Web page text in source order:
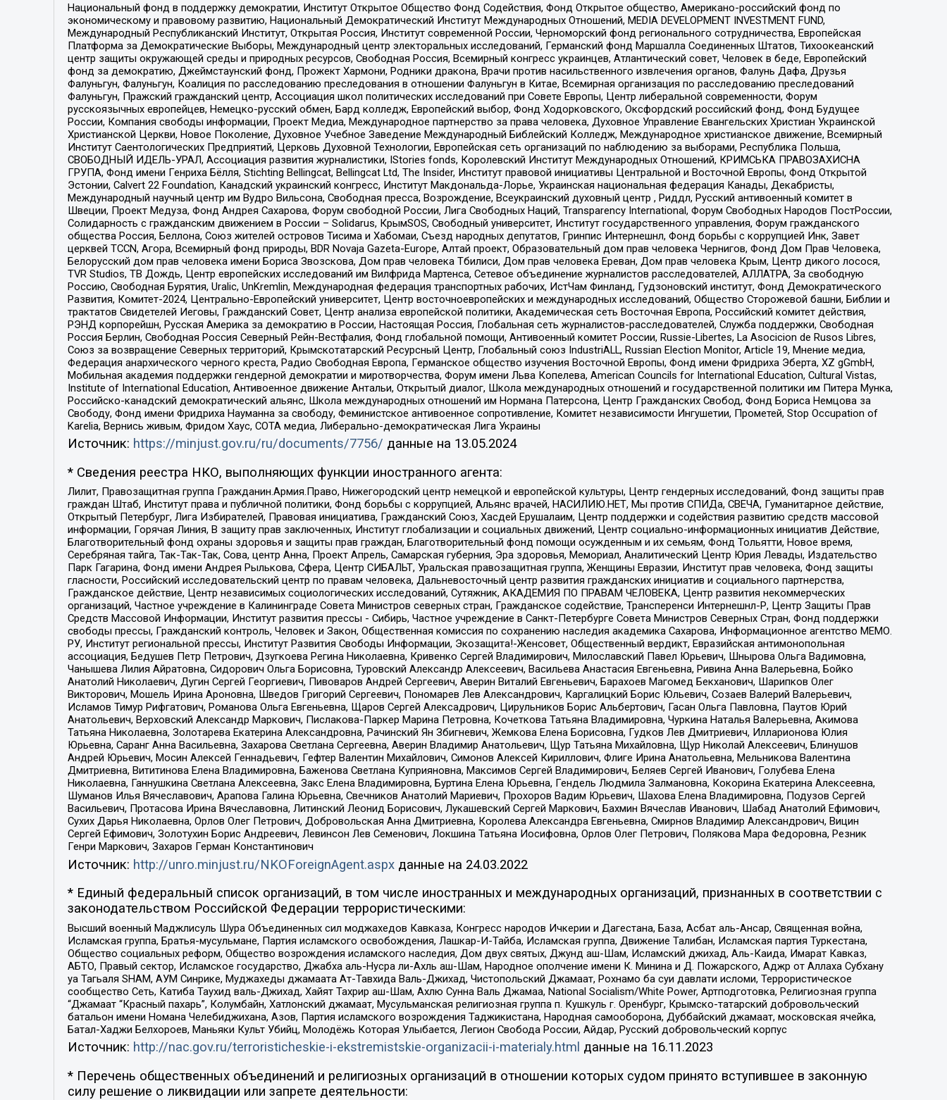
Национальный фонд в поддержку демократии, Институт Открытое Общество Фонд Содействия, Фонд Открытое общество, Американо-российский фонд по
экономическому и правовому развитию, Национальный Демократический Институт Международных Отношений, MEDIA DEVELOPMENT INVESTMENT FUND,
Международный Республиканский Институт, Открытая Россия, Институт современной России, Черноморский фонд регионального сотрудничества, Европейская
Платформа за Демократические Выборы, Международный центр электоральных исследований, Германский фонд Маршалла Соединенных Штатов, Тихоокеанский
центр защиты окружающей среды и природных ресурсов, Свободная Россия, Всемирный конгресс украинцев, Атлантический совет, Человек в беде, Европейский
фонд за демократию, Джеймстаунский фонд, Прожект Хармони, Родники дракона, Врачи против насильственного извлечения органов, Фалунь Дафа, Друзья
Фалуньгун, Фалуньгун, Коалиция по расследованию преследования в отношении Фалуньгун в Китае, Всемирная организация по расследованию преследований
Фалуньгун, Пражский гражданский центр, Ассоциация школ политических исследований при Совете Европы, Центр либеральной современности, Форум
русскоязычных европейцев, Немецко-русский обмен, Бард колледж, Европейский выбор, Фонд Ходорковского, Оксфордский российский фонд, Фонд Будущее
России, Компания свободы информации, Проект Медиа, Международное партнерство за права человека, Духовное Управление Евангельских Христиан Украинской
Христианской Церкви, Новое Поколение, Духовное Учебное Заведение Международный Библейский Колледж, Международное христианское движение, Всемирный
Институт Саентологических Предприятий, Церковь Духовной Технологии, Европейская сеть организаций по наблюдению за выборами, Республика Польша,
СВОБОДНЫЙ ИДЕЛЬ-УРАЛ, Ассоциация развития журналистики, IStories fonds, Королевский Институт Международных Отношений, КРИМСЬКА ПРАВОЗАХИСНА
ГРУПА, Фонд имени Генриха Бёлля, Stichting Bellingcat, Bellingcat Ltd, The Insider, Институт правовой инициативы Центральной и Восточной Европы, Фонд Открытой
Эстонии, Calvert 22 Foundation, Канадский украинский конгресс, Институт Макдональда-Лорье, Украинская национальная федерация Канады, Декабристы,
Международный научный центр им Вудро Вильсона, Свободная пресса, Возрождение, Всеукраинский духовный центр , Риддл, Русский антивоенный комитет в
Швеции, Проект Медуза, Фонд Андрея Сахарова, Форум свободной России, Лига Свободных Наций, Transparеncy International, Форум Свободных Народов ПостРоссии,
Солидарность с гражданским движением в России – Solidarus, КрымSOS, Свободный университет, Институт государственного управления, Форум гражданского
общества Россия, Беллона, Союз жителей островов Тисима и Хабомаи, Съезд народных депутатов, Гринпис Интернешнл, Фонд борьбы с коррупцией Инк, Завет
церквей TCCN, Агора, Всемирный фонд природы, BDR Novaja Gazeta-Europe, Алтай проект, Образовательный дом прав человека Чернигов, Фонд Дом Прав Человека,
Белорусский дом прав человека имени Бориса Звозскова, Дом прав человека Тбилиси, Дом прав человека Ереван, Дом прав человека Крым, Центр дикого лосося,
TVR Studios, ТВ Дождь, Центр европейских исследований им Вилфрида Мартенса, Сетевое объединение журналистов расследователей, АЛЛАТРА, За свободную
Россию, Свободная Бурятия, Uralic, UnKremlin, Международная федерация транспортных рабочих, ИстЧам Финланд, Гудзоновский институт, Фонд Демократического
Развития, Комитет-2024, Центрально-Европейский университет, Центр восточноевропейских и международных исследований, Общество Сторожевой башни, Библии и
трактатов Свидетелей Иеговы, Гражданский Совет, Центр анализа европейской политики, Академическая сеть Восточная Европа, Российский комитет действия,
РЭНД корпорейшн, Русская Америка за демократию в России, Настоящая Россия, Глобальная сеть журналистов-расследователей, Служба поддержки, Свободная
Россия Берлин, Свободная Россия Северный Рейн-Вестфалия, Фонд глобальной помощи, Антивоенный комитет России, Russie-Libertes, La Asocicion de Rusos Libres,
Союз за возвращение Северных территорий, Крымскотатарский Ресурсный Центр, Глобальный союз IndustriALL, Russian Election Monitor, Article 19, Мнение медиа,
Федерация анархического черного креста, Радио Свободная Европа, Германское общество изучения Восточной Европы, Фонд имени Фридриха Эберта, XZ gGmbH,
Мобильная академия поддержки гендерной демократии и миротворчества, Форум имени Льва Копелева, American Councils for International Education, Cultural Vistas,
Institute of International Education, Антивоенное движение Антальи, Открытый диалог, Школа международных отношений и государственной политики им Питера Мунка,
Российско-канадский демократический альянс, Школа международных отношений им Нормана Патерсона, Центр Гражданских Свобод, Фонд Бориса Немцова за
Свободу, Фонд имени Фридриха Науманна за свободу, Феминистское антивоенное сопротивление, Комитет независимости Ингушетии, Прометей, Stop Occupation of
Karelia, Вернись живым, Фридом Хаус, СОТА медиа, Либерально-демократическая Лига Украины
Источник: https://minjust.gov.ru/ru/documents/7756/ данные на 13.05.2024
* Сведения реестра НКО, выполняющих функции иностранного агента:
Лилит, Правозащитная группа Гражданин.Армия.Право, Нижегородский центр немецкой и европейской культуры, Центр гендерных исследований, Фонд защиты прав
граждан Штаб, Институт права и публичной политики, Фонд борьбы с коррупцией, Альянс врачей, НАСИЛИЮ.НЕТ, Мы против СПИДа, СВЕЧА, Гуманитарное действие,
Открытый Петербург, Лига Избирателей, Правовая инициатива, Гражданский Союз, Хасдей Ерушалаим, Центр поддержки и содействия развитию средств массовой
информации, Горячая Линия, В защиту прав заключенных, Институт глобализации и социальных движений, Центр социально-информационных инициатив Действие,
Благотворительный фонд охраны здоровья и защиты прав граждан, Благотворительный фонд помощи осужденным и их семьям, Фонд Тольятти, Новое время,
Серебряная тайга, Так-Так-Так, Сова, центр Анна, Проект Апрель, Самарская губерния, Эра здоровья, Мемориал, Аналитический Центр Юрия Левады, Издательство
Парк Гагарина, Фонд имени Андрея Рылькова, Сфера, Центр СИБАЛЬТ, Уральская правозащитная группа, Женщины Евразии, Институт прав человека, Фонд защиты
гласности, Российский исследовательский центр по правам человека, Дальневосточный центр развития гражданских инициатив и социального партнерства,
Гражданское действие, Центр независимых социологических исследований, Сутяжник, АКАДЕМИЯ ПО ПРАВАМ ЧЕЛОВЕКА, Центр развития некоммерческих
организаций, Частное учреждение в Калининграде Совета Министров северных стран, Гражданское содействие, Трансперенси Интернешнл-Р, Центр Защиты Прав
Средств Массовой Информации, Институт развития прессы - Сибирь, Частное учреждение в Санкт-Петербурге Совета Министров Северных Стран, Фонд поддержки
свободы прессы, Гражданский контроль, Человек и Закон, Общественная комиссия по сохранению наследия академика Сахарова, Информационное агентство МЕМО.
РУ, Институт региональной прессы, Институт Развития Свободы Информации, Экозащита!-Женсовет, Общественный вердикт, Евразийская антимонопольная
ассоциация, Бедушев Петр Петрович, Дзугкоева Регина Николаевна, Кривенко Сергей Владимирович, Милославский Павел Юрьевич, Шнырова Ольга Вадимовна,
Чанышева Лилия Айратовна, Сидорович Ольга Борисовна, Туровский Александр Алексеевич, Васильева Анастасия Евгеньевна, Ривина Анна Валерьевна, Бойко
Анатолий Николаевич, Дугин Сергей Георгиевич, Пивоваров Андрей Сергеевич, Аверин Виталий Евгеньевич, Барахоев Магомед Бекханович, Шарипков Олег
Викторович, Мошель Ирина Ароновна, Шведов Григорий Сергеевич, Пономарев Лев Александрович, Каргалицкий Борис Юльевич, Созаев Валерий Валерьевич,
Исламов Тимур Рифгатович, Романова Ольга Евгеньевна, Щаров Сергей Алексадрович, Цирульников Борис Альбертович, Гасан Ольга Павловна, Паутов Юрий
Анатольевич, Верховский Александр Маркович, Пислакова-Паркер Марина Петровна, Кочеткова Татьяна Владимировна, Чуркина Наталья Валерьевна, Акимова
Татьяна Николаевна, Золотарева Екатерина Александровна, Рачинский Ян Збигневич, Жемкова Елена Борисовна, Гудков Лев Дмитриевич, Илларионова Юлия
Юрьевна, Саранг Анна Васильевна, Захарова Светлана Сергеевна, Аверин Владимир Анатольевич, Щур Татьяна Михайловна, Щур Николай Алексеевич, Блинушов
Андрей Юрьевич, Мосин Алексей Геннадьевич, Гефтер Валентин Михайлович, Симонов Алексей Кириллович, Флиге Ирина Анатольевна, Мельникова Валентина
Дмитриевна, Вититинова Елена Владимировна, Баженова Светлана Куприяновна, Максимов Сергей Владимирович, Беляев Сергей Иванович, Голубева Елена
Николаевна, Ганнушкина Светлана Алексеевна, Закс Елена Владимировна, Буртина Елена Юрьевна, Гендель Людмила Залмановна, Кокорина Екатерина Алексеевна,
Шуманов Илья Вячеславович, Арапова Галина Юрьевна, Свечников Анатолий Мариевич, Прохоров Вадим Юрьевич, Шахова Елена Владимировна, Подузов Сергей
Васильевич, Протасова Ирина Вячеславовна, Литинский Леонид Борисович, Лукашевский Сергей Маркович, Бахмин Вячеслав Иванович, Шабад Анатолий Ефимович,
Сухих Дарья Николаевна, Орлов Олег Петрович, Добровольская Анна Дмитриевна, Королева Александра Евгеньевна, Смирнов Владимир Александрович, Вицин
Сергей Ефимович, Золотухин Борис Андреевич, Левинсон Лев Семенович, Локшина Татьяна Иосифовна, Орлов Олег Петрович, Полякова Мара Федоровна, Резник
Генри Маркович, Захаров Герман Константинович
Источник: http://unro.minjust.ru/NKOForeignAgent.aspxданные на 24.03.2022
* Единый федеральный список организаций, в том числе иностранных и международных организаций, признанных в соответствии с
законодательством Российской Федерации террористическими:
Высший военный Маджлисуль Шура Объединенных сил моджахедов Кавказа, Конгресс народов Ичкерии и Дагестана, База, Асбат аль-Ансар, Священная война,
Исламская группа, Братья-мусульмане, Партия исламского освобождения, Лашкар-И-Тайба, Исламская группа, Движение Талибан, Исламская партия Туркестана,
Общество социальных реформ, Общество возрождения исламского наследия, Дом двух святых, Джунд аш-Шам, Исламский джихад, Аль-Каида, Имарат Кавказ,
АБТО, Правый сектор, Исламское государство, Джабха аль-Нусра ли-Ахль аш-Шам, Народное ополчение имени К. Минина и Д. Пожарского, Аджр от Аллаха Субхану
уа Тагьаля SHAM, АУМ Синрике, Муджахеды джамаата Ат-Тавхида Валь-Джихад, Чистопольский Джамаат, Рохнамо ба суи давлати исломи, Террористическое
сообщество Сеть, Катиба Таухид валь-Джихад, Хайят Тахрир аш-Шам, Ахлю Сунна Валь Джамаа, National Socialism/White Power, Артподготовка, Религиозная группа
“Джамаат “Красный пахарь”, Колумбайн, Хатлонский джамаат, Мусульманская религиозная группа п. Кушкуль г. Оренбург, Крымско-татарский добровольческий
батальон имени Номана Челебиджихана, Азов, Партия исламского возрождения Таджикистана, Народная самооборона, Дуббайский джамаат, московская ячейка,
Батал-Хаджи Белхороев, Маньяки Культ Убийц, Молодёжь Которая Улыбается, Легион Свобода России, Айдар, Русский добровольческий корпус
Источник: http://nac.gov.ru/terroristicheskie-i-ekstremistskie-organizacii-i-materialy.html данные на 16.11.2023
* Перечень общественных объединений и религиозных организаций в отношении которых судом принято вступившее в законную
силу решение о ликвидации или запрете деятельности: